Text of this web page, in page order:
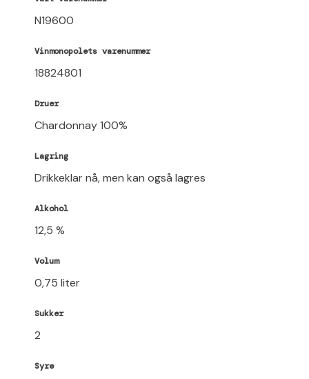
N19600
Vinmonopolets varenummer
18824801
Druer
Chardonnay 100%
Lagring
Drikkeklar nå, men kan også lagres
Alkohol
12,5 %
Volum
0,75 liter
Sukker
2
Syre